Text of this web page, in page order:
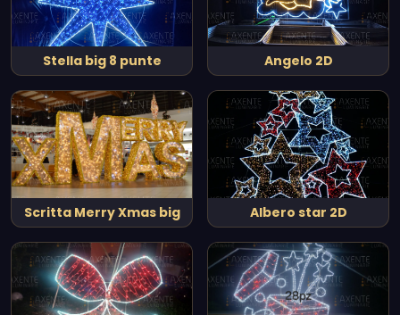
Stella big 8 punte Angelo 2D
Scritta Merry Xmas big Albero star 2D